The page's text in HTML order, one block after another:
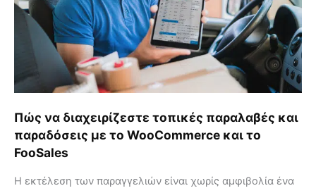
Πώς να διαχειρίζεστε τοπικές παραλαβές και
παραδόσεις με το WooCommerce και το
FooSales
Η εκτέλεση των παραγγελιών είναι χωρίς αμφιβολία ένα
παραδόσεις
WooCommerce
το